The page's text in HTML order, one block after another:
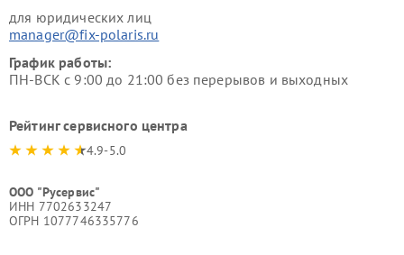
для юридических лиц
manager@fix-polaris.ru
График работы:
ПН-ВСК с 9:00 до 21:00 без перерывов и выходных
Рейтинг сервисного центра
4.9-5.0
ООО "Русервис"
ИНН 7702633247
ОГРН 1077746335776